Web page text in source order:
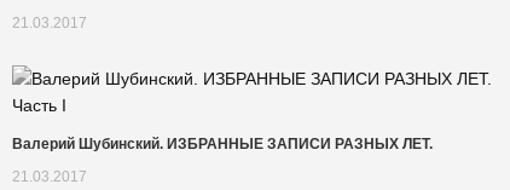
21.03.2017
Валерий Шубинский. ИЗБРАННЫЕ ЗАПИСИ РАЗНЫХ ЛЕТ.
21.03.2017